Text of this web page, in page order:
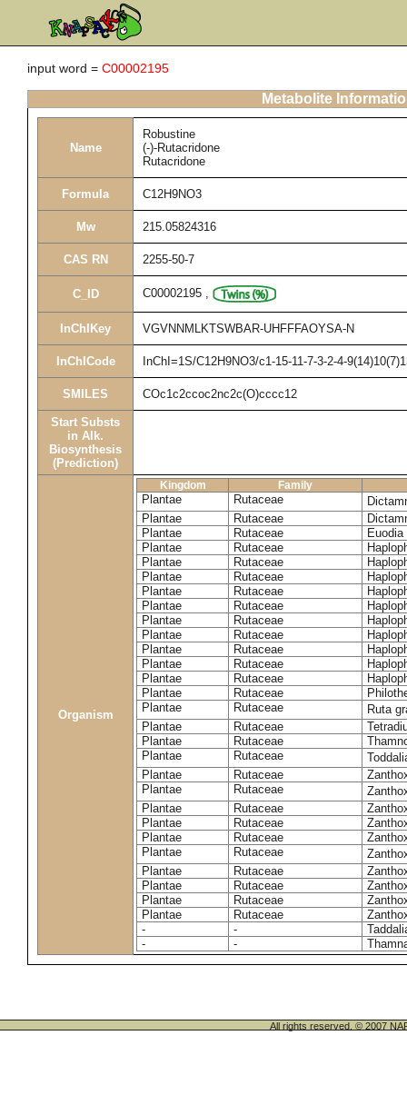
input word = C00002195
Metabolite
Name
Robustine
(-)-Rutacridone
Rutacridone
Formula C12H9NO3
Mw 215.05824316
CAS RN 2255-50-7
C_ID C00002195 ,
InChIKey VGVNNMLKTSWBAR-UHFFFAOYSA-N
InChICode InChI=1S/C12H9NO3/c1-15-11-7-3-2-4-
SMILES COc1c2ccoc2nc2c(O)cccc12
Start Substs
in Alk.
Biosynthesis
(Prediction)
Organism
Kingdom Family
Plantae Rutaceae
Plantae
Rutaceae
Plantae
Rutaceae
Plantae
Rutaceae
Plantae
Rutaceae
Plantae
Rutaceae
Plantae
Rutaceae
Plantae
Rutaceae
Plantae
Rutaceae
Plantae
Rutaceae
Plantae
Rutaceae
Plantae
Rutaceae
Plantae
Rutaceae
Plantae
Rutaceae
Plantae
Rutaceae
Ruta
Plantae
Rutaceae
Plantae
Rutaceae
Plantae
Rutaceae
Plantae
Rutaceae
Plantae
Rutaceae
Plantae
Rutaceae
Plantae
Rutaceae
Plantae
Rutaceae
Plantae
Rutaceae
Plantae
Rutaceae
Plantae
Rutaceae
Plantae
Rutaceae
Plantae
Rutaceae
-
-
-
-
All rights reserved. © 2007